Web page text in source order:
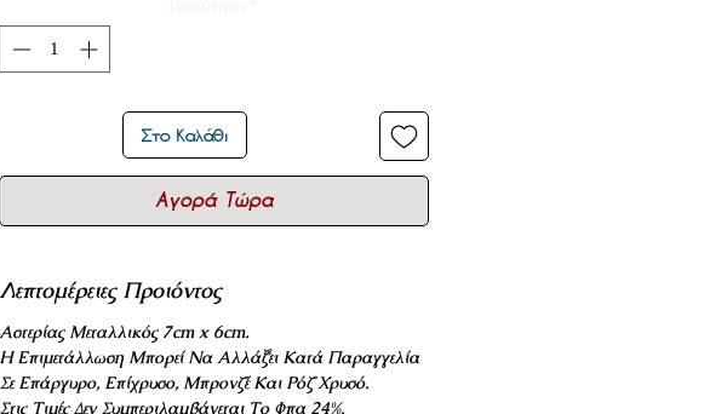
Στο Καλάθι
Αγορά Τώρα
Λεπτομέρειες Προιόντος
Αστερίας Μεταλλικός 7cm x 6cm.
Η Επιμετάλλωση Μπορεί Να Αλλάξει Κατά Παραγγελία
Σε Επάργυρο, Επίχρυσο, Μπρονζέ Και Ρόζ Χρυσό.
Στις Τιμές Δεν Συμπεριλαμβάνεται Το Φπα 24%.